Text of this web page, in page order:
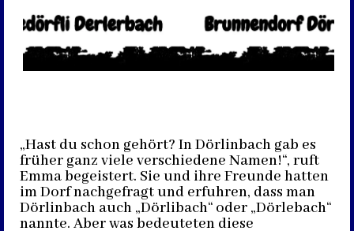
„Hast du schon gehört? In Dörlinbach gab es
früher ganz viele verschiedene Namen!“, ruft
Emma begeistert. Sie und ihre Freunde hatten
im Dorf nachgefragt und erfuhren, dass man
Dörlinbach auch „Dörlibach“ oder „Dörlebach“
nannte. Aber was bedeuteten diese